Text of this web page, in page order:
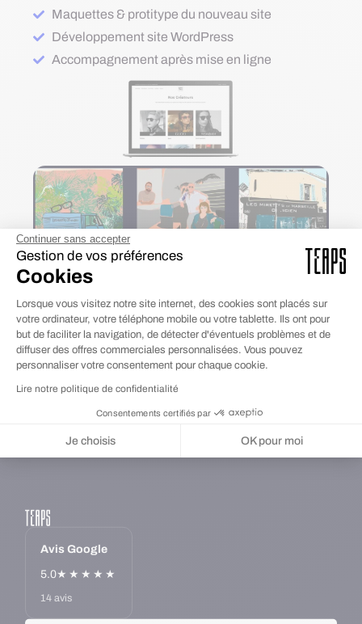
Continuer sans accepter
Gestion de vos préférences
Cookies
Lorsque vous visitez notre site internet, des cookies sont placés sur
votre ordinateur, votre téléphone mobile ou votre tablette. Ils ont pour
but de faciliter la navigation, de détecter d'éventuels problèmes et de
diffuser des offres commerciales personnalisées. Vous pouvez
personnaliser votre consentement pour chaque cookie.
Lire notre politique de confidentialité
Consentements certifiés par
Je choisis OK pour moi
Maquettes & protitype du nouveau site
Développement site WordPress
Accompagnement après mise en ligne
CAS CLIENT PRÉCÉDENT
Jeunoh
CAS CLIENT SUIVANT
We Artists
Avis Google
5.0★★★★★
14 avis